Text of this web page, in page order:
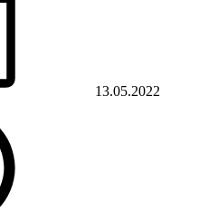
13.05.2022